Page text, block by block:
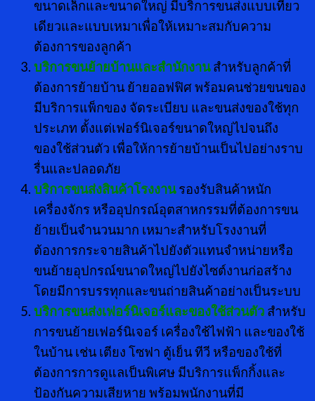
ขนาดเล็กและขนาดใหญ่ มีบริการขนส่งแบบเที่ยว
เดียวและแบบเหมาเพื่อให้เหมาะสมกับความ
ต้องการของลูกค้า
บริการขนย้ายบ้านและสำนักงานสำหรับลูกค้าที่
ต้องการย้ายบ้าน ย้ายออฟฟิศ พร้อมคนช่วยขนของ
มีบริการแพ็กของ จัดระเบียบ และขนส่งของใช้ทุก
ประเภท ตั้งแต่เฟอร์นิเจอร์ขนาดใหญ่ไปจนถึง
ของใช้ส่วนตัว เพื่อให้การย้ายบ้านเป็นไปอย่างราบ
รื่นและปลอดภัย
บริการขนส่งสินค้าโรงงานรองรับสินค้าหนัก
เครื่องจักร หรืออุปกรณ์อุตสาหกรรมที่ต้องการขน
ย้ายเป็นจำนวนมาก เหมาะสำหรับโรงงานที่
ต้องการกระจายสินค้าไปยังตัวแทนจำหน่ายหรือ
ขนย้ายอุปกรณ์ขนาดใหญ่ไปยังไซต์งานก่อสร้าง
โดยมีการบรรทุกและขนถ่ายสินค้าอย่างเป็นระบบ
บริการขนส่งเฟอร์นิเจอร์และของใช้ส่วนตัว สำหรับ
การขนย้ายเฟอร์นิเจอร์ เครื่องใช้ไฟฟ้า และของใช้
ในบ้าน เช่น เตียง โซฟา ตู้เย็น ทีวี หรือของใช้ที่
ต้องการการดูแลเป็นพิเศษ มีบริการแพ็กกิ้งและ
ป้องกันความเสียหาย พร้อมพนักงานที่มี